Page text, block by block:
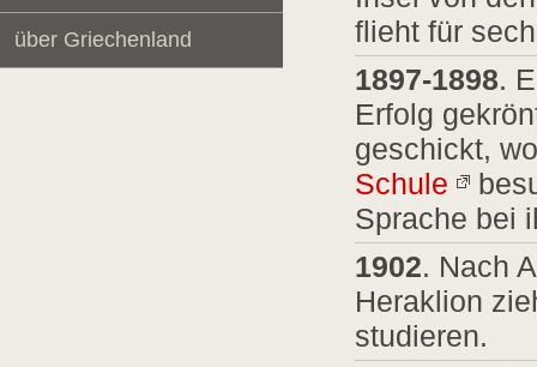
über Griechenland
flieht für
1897-1898.
Erfolg
geschickt,
Schule
Sprache bei
1902. Nach
Heraklion
studieren.